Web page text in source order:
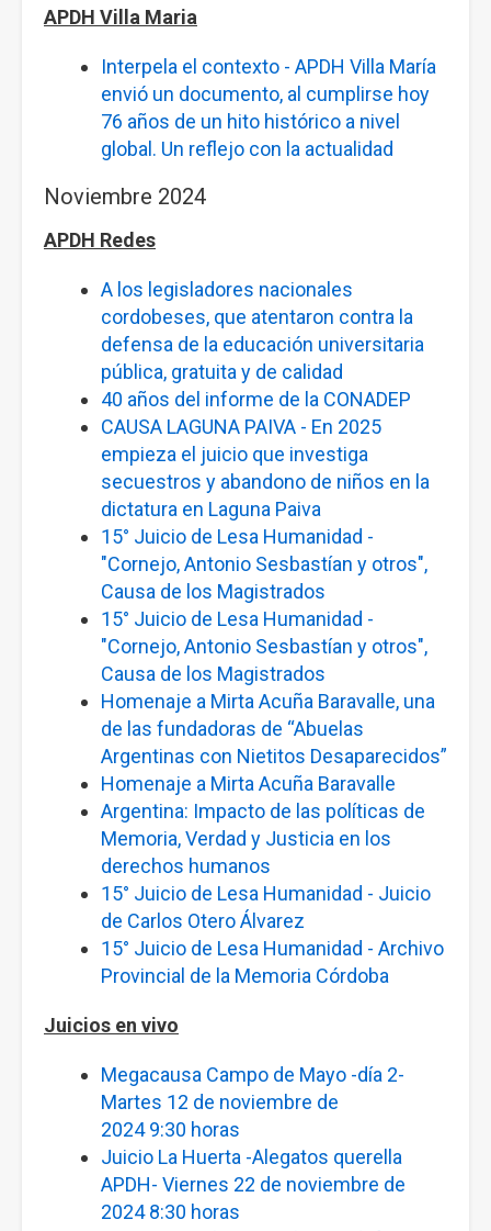
APDH Villa Maria
Interpela el contexto - APDH Villa María
envió un documento, al cumplirse hoy
76 años de un hito histórico a nivel
global. Un reflejo con la actualidad
Noviembre 2024
APDH Redes
A los legisladores nacionales
cordobeses, que atentaron contra la
defensa de la educación universitaria
pública, gratuita y de calidad
40 años del informe de la CONADEP
CAUSA LAGUNA PAIVA - En 2025
empieza el juicio que investiga
secuestros y abandono de niños en la
dictatura en Laguna Paiva
15° Juicio de Lesa Humanidad -
"Cornejo, Antonio Sesbastían y otros",
Causa de los Magistrados
15° Juicio de Lesa Humanidad -
"Cornejo, Antonio Sesbastían y otros",
Causa de los Magistrados
Homenaje a Mirta Acuña Baravalle, una
de las fundadoras de “Abuelas
Argentinas con Nietitos Desaparecidos”
Homenaje a Mirta Acuña Baravalle
Argentina: Impacto de las políticas de
Memoria, Verdad y Justicia en los
derechos humanos
15° Juicio de Lesa Humanidad - Juicio
de Carlos Otero Álvarez
15° Juicio de Lesa Humanidad - Archivo
Provincial de la Memoria Córdoba
Juicios en vivo
Megacausa Campo de Mayo -día 2-
Martes 12 de noviembre de
2024 9:30 horas
Juicio La Huerta -Alegatos querella
APDH- Viernes 22 de noviembre de
2024 8:30 horas